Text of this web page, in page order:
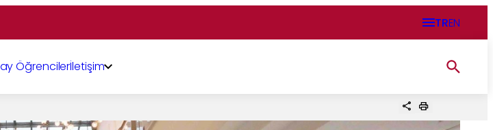
TREN
Öğrencilerİletişim